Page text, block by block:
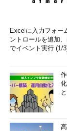
Excelに入力フォー
ントロールを追加
でイベント実行 (1/